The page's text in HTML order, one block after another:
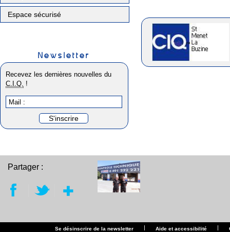
Espace sécurisé
Newsletter
Recevez les dernières nouvelles du
C.I.Q. !
Mail :
Partager :
|
Aide et accessibilité
|
Se désinscrire de la newsletter